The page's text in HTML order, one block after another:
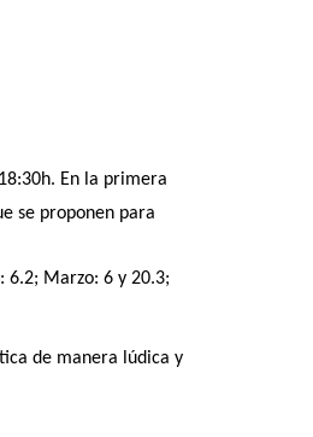
En la primera
se proponen para
6.2; Marzo: 6 y 20.3;
de manera lúdica y